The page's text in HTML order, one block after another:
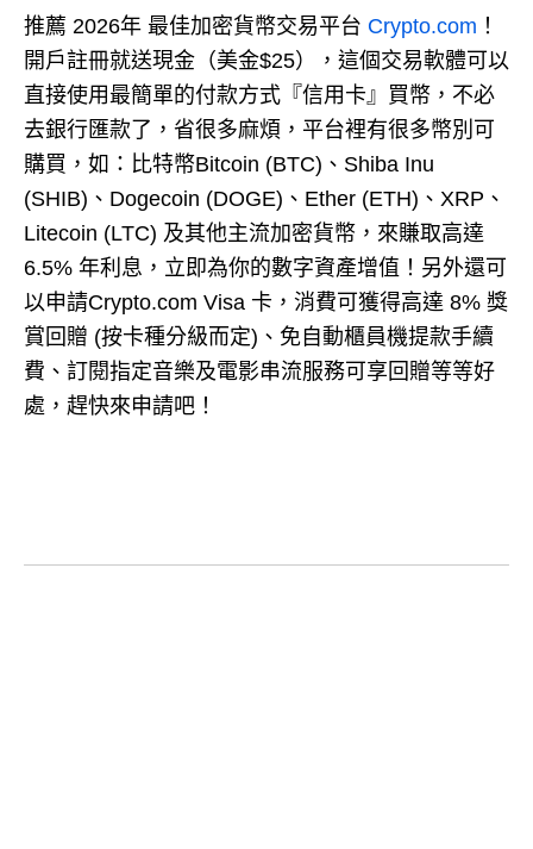
推薦 2026年 最佳加密貨幣交易平台 Crypto.com ！
開戶註冊就送現金（美金$25），這個交易軟體可以
直接使用最簡單的付款方式『信用卡』買幣，不必
去銀行匯款了，省很多麻煩，平台裡有很多幣別可
購買，如：比特幣Bitcoin (BTC)、Shiba Inu
(SHIB)、Dogecoin (DOGE)、Ether (ETH)、XRP、
Litecoin (LTC) 及其他主流加密貨幣，來賺取高達
6.5% 年利息，立即為你的數字資產增值！另外還可
以申請Crypto.com Visa 卡，消費可獲得高達 8% 獎
賞回贈 (按卡種分級而定)、免自動櫃員機提款手續
費、訂閱指定音樂及電影串流服務可享回贈等等好
處，趕快來申請吧！